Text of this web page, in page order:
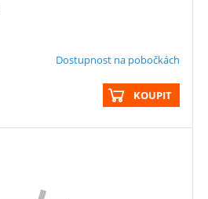
Dostupnost na pobočkách
KOUPIT